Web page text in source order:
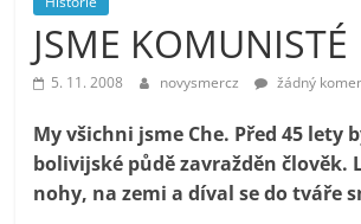
prospívá?
JSME KOMUNISTÉ
5. 11. 2008 novysmercz žádný
My všichni jsme Che. Před 45 lety
bolivijské půdě zavražděn člověk.
nohy, na zemi a díval se do tváře